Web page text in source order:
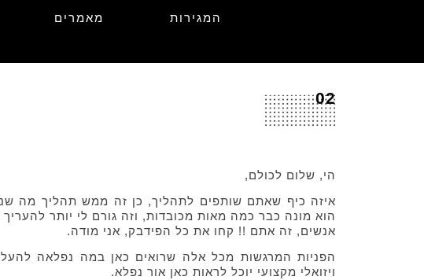
המגירות מאמרים
02
הי, שלום לכולם,
איזה כיף שאתם שותפים לתהליך, כן זה ממש תהליך מה
הוא מונה כבר כמה מאות מכובדות, וזה גורם לי יותר
אנשים, זה אתם !! קחו את כל הפידבק, אני מודה.
הפניות המרגשות מכל אלה שרואים כאן במה נפלאה
ויזואלי מקצועי יוכל לראות כאן אור נפלא.